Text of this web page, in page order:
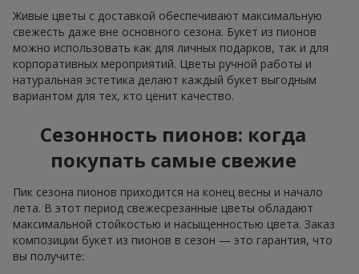
Живые цветы с доставкой обеспечивают максимальную
свежесть даже вне основного сезона. Букет из пионов
можно использовать как для личных подарков, так и для
корпоративных мероприятий. Цветы ручной работы и
натуральная эстетика делают каждый букет выгодным
вариантом для тех, кто ценит качество.
Сезонность пионов: когда
покупать самые свежие
Пик сезона пионов приходится на конец весны и начало
лета. В этот период свежесрезанные цветы обладают
максимальной стойкостью и насыщенностью цвета. Заказ
композиции букет из пионов в сезон — это гарантия, что
вы получите: